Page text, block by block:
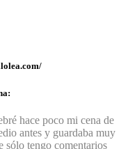
hace poco mi cena de
antes y guardaba muy
sólo tengo comentarios